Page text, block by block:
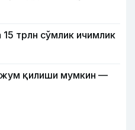
трлн сўмлик ичимлик
қилиши мумкин —